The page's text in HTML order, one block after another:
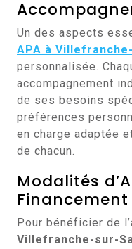
Un des aspects
APA à
personnalisée.
accompagnement
de ses besoins
préférences
en charge adaptée
de chacun.
Modalités
Financement
Pour bénéficier de
Villefranche-sur-